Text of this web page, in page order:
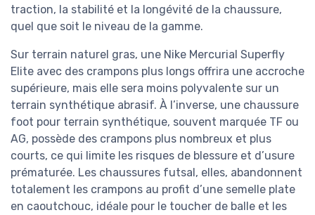
traction, la stabilité et la longévité de la chaussure,
quel que soit le niveau de la gamme.
Sur terrain naturel gras, une Nike Mercurial Superfly
Elite avec des crampons plus longs offrira une accroche
supérieure, mais elle sera moins polyvalente sur un
terrain synthétique abrasif. À l’inverse, une chaussure
foot pour terrain synthétique, souvent marquée TF ou
AG, possède des crampons plus nombreux et plus
courts, ce qui limite les risques de blessure et d’usure
prématurée. Les chaussures futsal, elles, abandonnent
totalement les crampons au profit d’une semelle plate
en caoutchouc, idéale pour le toucher de balle et les